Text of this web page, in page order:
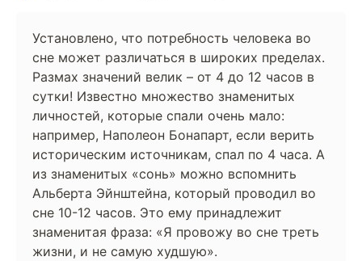
Установлено, что потребность человека во
сне может различаться в широких пределах.
Размах значений велик – от 4 до 12 часов в
сутки! Известно множество знаменитых
личностей, которые спали очень мало:
например, Наполеон Бонапарт, если верить
историческим источникам, спал по 4 часа. А
из знаменитых «сонь» можно вспомнить
Альберта Эйнштейна, который проводил во
сне 10-12 часов. Это ему принадлежит
знаменитая фраза: «Я провожу во сне треть
жизни, и не самую худшую».